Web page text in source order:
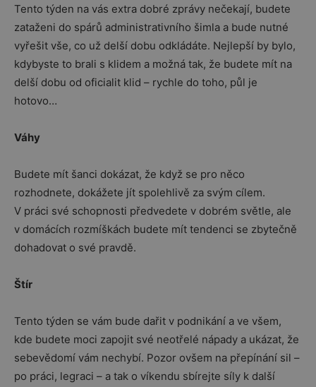
Tento týden na vás extra dobré zprávy nečekají, budete
zataženi do spárů administrativního šimla a bude nutné
vyřešit vše, co už delší dobu odkládáte. Nejlepší by bylo,
kdybyste to brali s klidem a možná tak, že budete mít na
delší dobu od oficialit klid – rychle do toho, půl je
hotovo…
Váhy
Budete mít šanci dokázat, že když se pro něco
rozhodnete, dokážete jít spolehlivě za svým cílem.
V práci své schopnosti předvedete v dobrém světle, ale
v domácích rozmíškách budete mít tendenci se zbytečně
dohadovat o své pravdě.
Štír
Tento týden se vám bude dařit v podnikání a ve všem,
kde budete moci zapojit své neotřelé nápady a ukázat, že
sebevědomí vám nechybí. Pozor ovšem na přepínání sil –
po práci, legraci – a tak o víkendu sbírejte síly k další